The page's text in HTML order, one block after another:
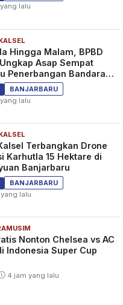
lalu
Hingga Malam, BPBD
Asap Sempat
Penerbangan Bandara
Noor
BANJARBARU
lalu
Terbangkan Drone
Karhutla 15 Hektare di
Banjarbaru
BANJARBARU
lalu
Nonton Chelsea vs AC
Indonesia Super Cup
4 jam yang lalu